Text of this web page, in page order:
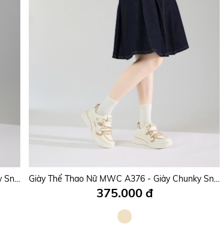
Giày Thể Thao Nữ MWC A377 - Giày Chunky Sneakers Nữ Da PU Êm Mềm, Đi Học, Đi Chơi, Dạo Phố Hottrend, Thời Trang. Giày Thể Thao Nữ MWC A376 - Giày Chunky Sneakers Nữ Da PU Êm Mềm, Đi Học, Đi Chơi, Dạo Phố Bền Đẹp, Thời Trang.
375.000 đ
Giày Thể Thao Nữ MWC A371 - Giày Sneaker Nữ, Da Phối Lưới Mesh Thoáng Khí, Đi Học, Đi Chơi, Dạo Phố Êm Nhẹ, Thời Trang.
385.000 đ